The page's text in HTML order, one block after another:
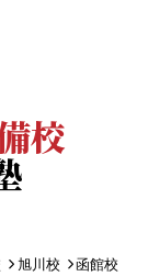
校
旭川校
函館校